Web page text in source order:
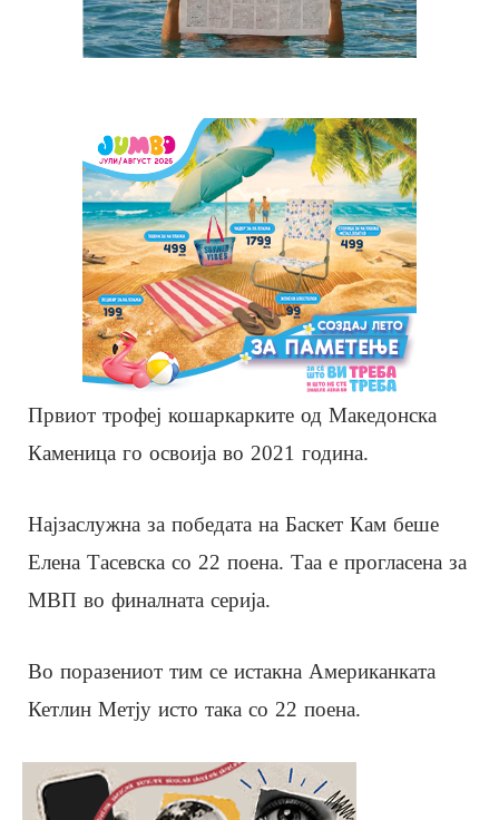
Првиот трофеј кошаркарките од Македонска
Каменица го освоија во 2021 година.
Најзаслужна за победата на Баскет Кам беше
Елена Тасевска со 22 поена. Таа е прогласена за
МВП во финалната серија.
Во поразениот тим се истакна Американката
Кетлин Метју исто така со 22 поена.